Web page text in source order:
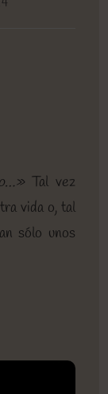
Tal vez
vida o, tal
sólo unos